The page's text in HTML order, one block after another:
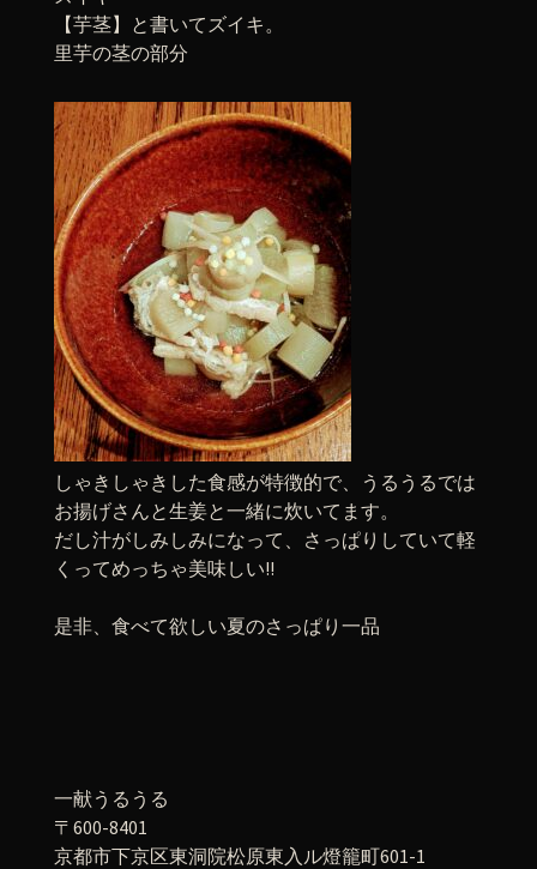
【芋茎】と書いてズイキ。
里芋の茎の部分
しゃきしゃきした食感が特徴的で、うるうるでは
お揚げさんと生姜と一緒に炊いてます。
だし汁がしみしみになって、さっぱりしていて軽
くってめっちゃ美味しい!!
是非、食べて欲しい夏のさっぱり一品
一献うるうる
〒600-8401
京都市下京区東洞院松原東入ル燈籠町601-1